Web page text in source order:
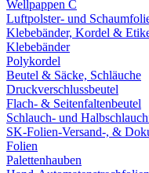
Wellpappen C
Luftpolster- und
Klebebänder, Kordel &
Klebebänder
Polykordel
Beutel & Säcke, Schläuche
Druckverschlussbeutel
Flach- & Seitenfaltenbeutel
Schlauch- und
SK-Folien-Versand-, &
Folien
Palettenhauben